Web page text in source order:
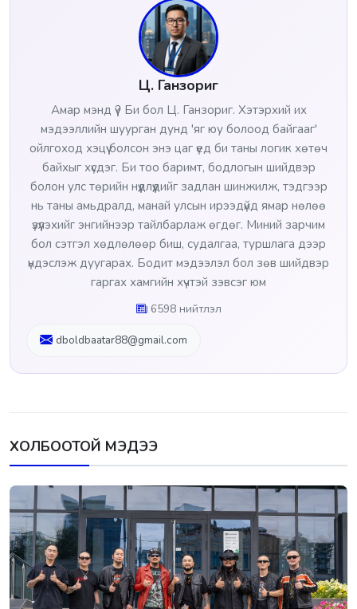
Ц. Ганзориг
Амар мэнд үү? Би бол Ц. Ганзориг. Хэтэрхий их
мэдээллийн шуурган дунд 'яг юу болоод байгааг'
ойлгоход хэцүү болсон энэ цаг үед би таны логик хөтөч
байхыг хүсдэг. Би тоо баримт, бодлогын шийдвэр
болон улс төрийн нүүдлүүдийг задлан шинжилж, тэдгээр
нь таны амьдралд, манай улсын ирээдүйд ямар нөлөө
үзүүлэхийг энгийнээр тайлбарлаж өгдөг. Миний зарчим
бол сэтгэл хөдлөлөөр биш, судалгаа, туршлага дээр
үндэслэж дуугарах. Бодит мэдээлэл бол зөв шийдвэр
гаргах хамгийн хүчтэй зэвсэг юм
6598 нийтлэл
dboldbaatar88@gmail.com
ХОЛБООТОЙ МЭДЭЭ